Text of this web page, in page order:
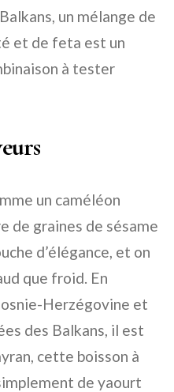
un mélange de
et de feta est un
à tester
un caméléon
de graines de sésame
d’élégance, et on
que froid. En
Herzégovine et
des Balkans, il est
cette boisson à
de yaourt